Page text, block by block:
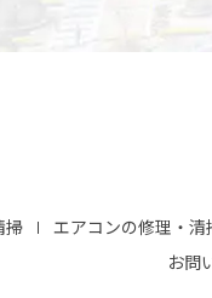
掃 エアコンの修理・清
お問